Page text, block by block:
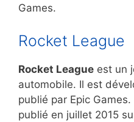
Games.
Rocket League
Rocket League est un
automobile. Il est
publié par Epic
publié en juillet 2015